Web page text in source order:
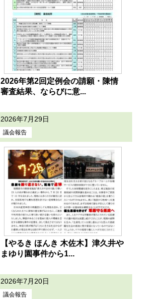
2026年第2回定例会の請願・陳情
審査結果、ならびに意...
2026年7月29日
議会報告
【やるき ほんき 木佐木】津久井や
まゆり園事件から1...
2026年7月20日
議会報告